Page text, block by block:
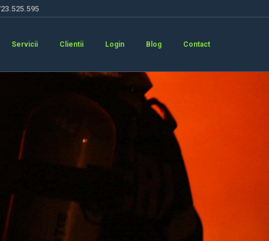
Servicii Clientii Login Blog Contact